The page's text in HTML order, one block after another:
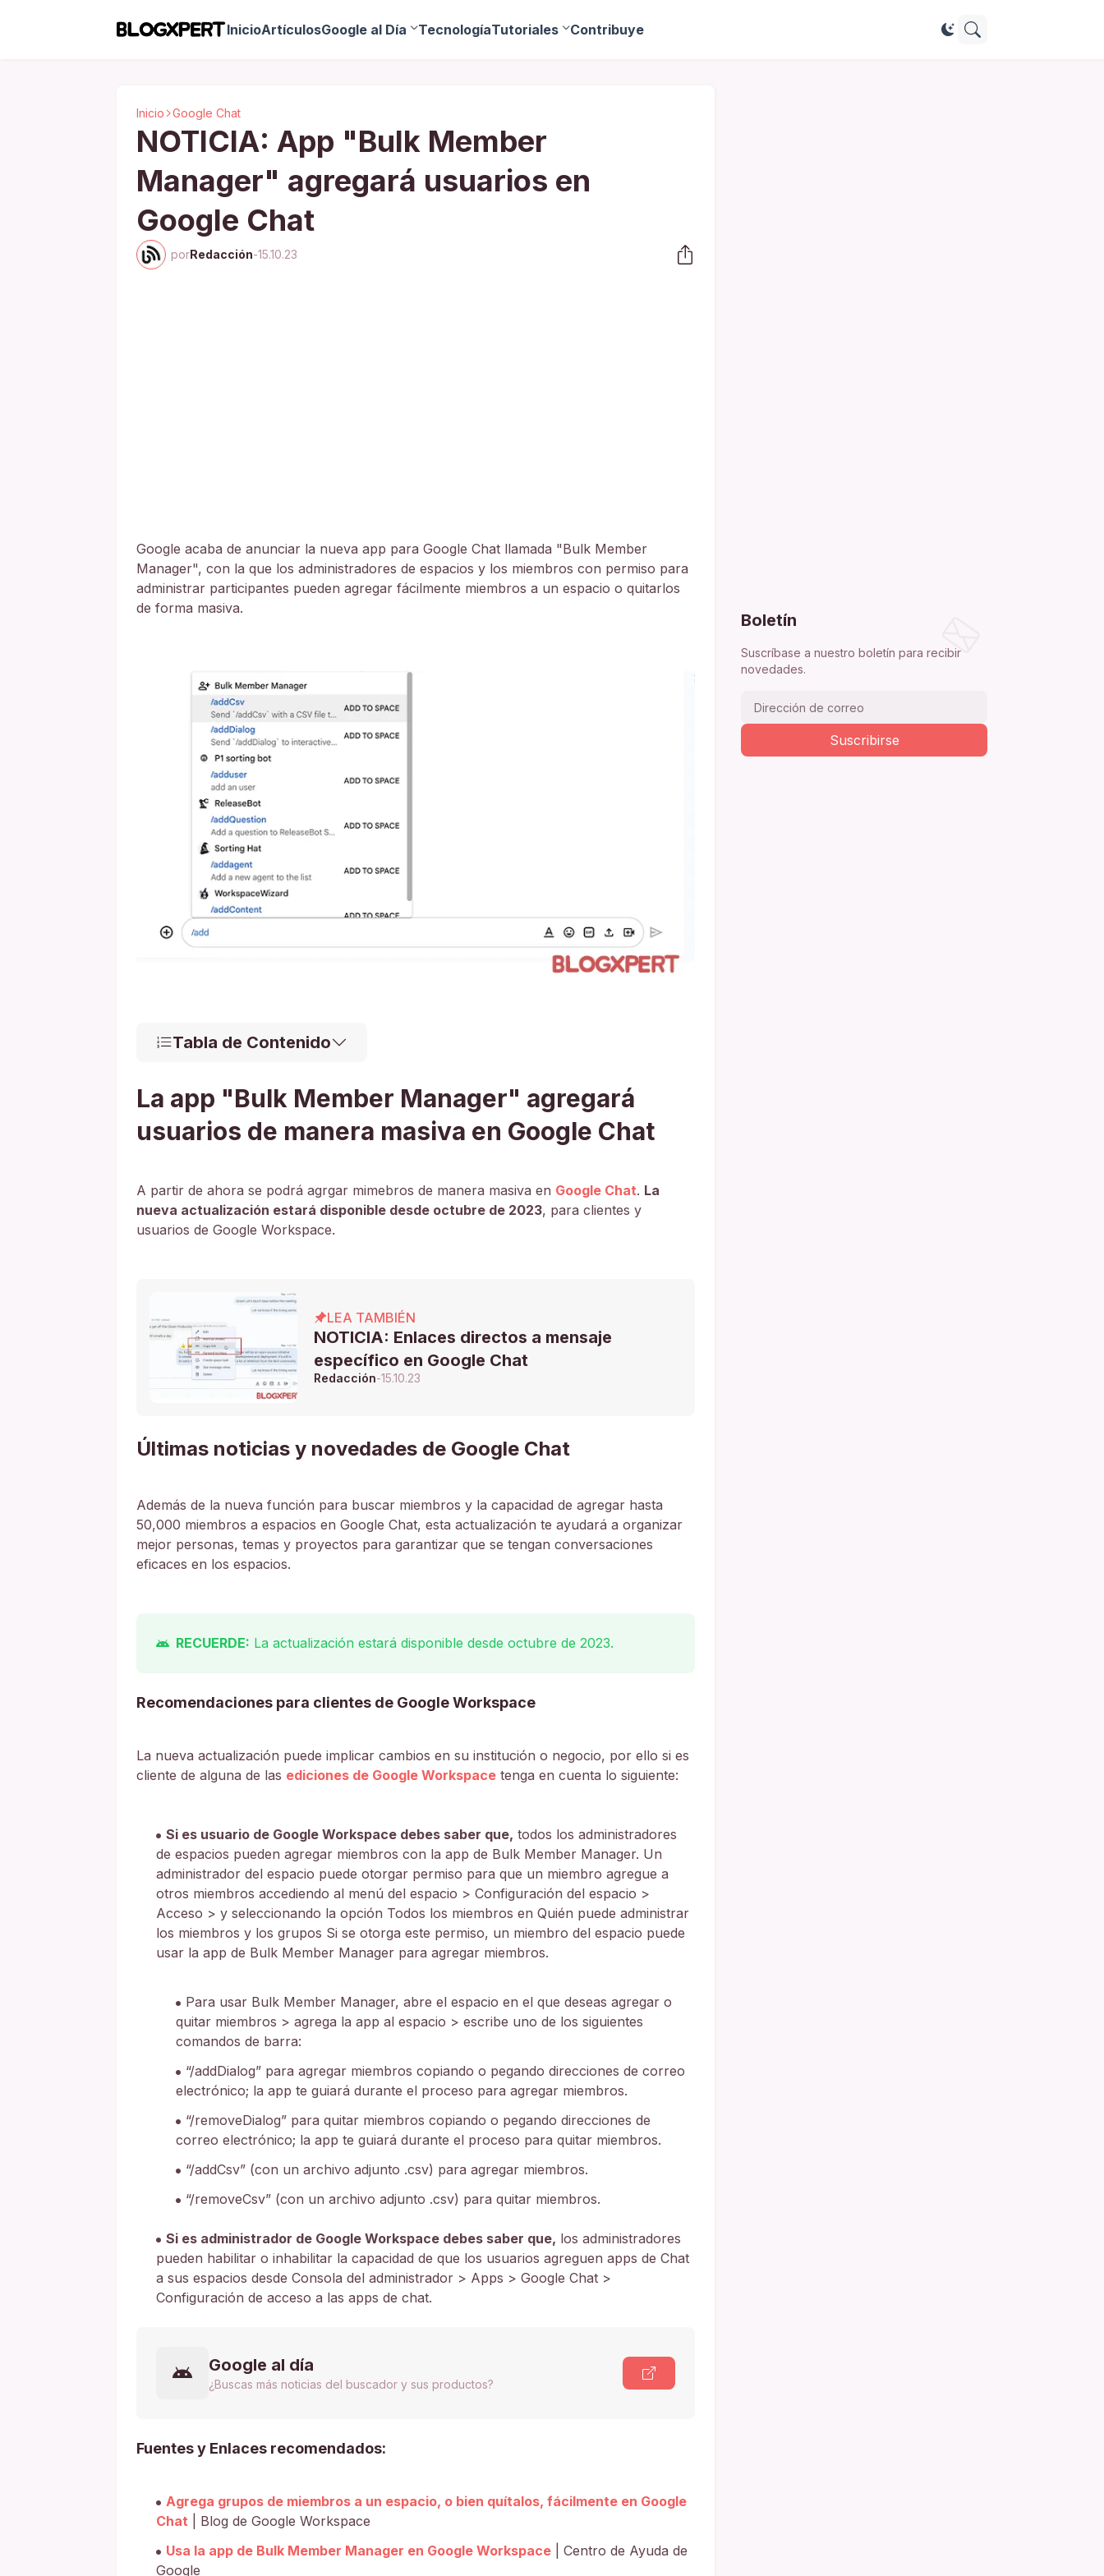
InicioArtículosGoogle al Día TecnologíaTutoriales Contribuye
Inicio Google Chat
NOTICIA: App "Bulk Member
Manager" agregará usuarios en
Google Chat
porRedacción-15.10.23
Google acaba de anunciar la nueva app para Google Chat llamada "Bulk Member
Manager", con la que los administradores de espacios y los miembros con permiso para
administrar participantes pueden agregar fácilmente miembros a un espacio o quitarlos
de forma masiva.
Tabla de Contenido
La app "Bulk Member Manager" agregará
usuarios de manera masiva en Google Chat
A partir de ahora se podrá agrgar mimebros de manera masiva en Google Chat. La
nueva actualización estará disponible desde octubre de 2023, para clientes y
usuarios de Google Workspace.
LEA TAMBIÉN
NOTICIA: Enlaces directos a mensaje
específico en Google Chat
Redacción-15.10.23
Últimas noticias y novedades de Google Chat
Además de la nueva función para buscar miembros y la capacidad de agregar hasta
50,000 miembros a espacios en Google Chat, esta actualización te ayudará a organizar
mejor personas, temas y proyectos para garantizar que se tengan conversaciones
eficaces en los espacios.
RECUERDE: La actualización estará disponible desde octubre de 2023.
Recomendaciones para clientes de Google Workspace
La nueva actualización puede implicar cambios en su institución o negocio, por ello si es
cliente de alguna de las ediciones de Google Workspace tenga en cuenta lo siguiente:
Si es usuario de Google Workspace debes saber que, todos los administradores
de espacios pueden agregar miembros con la app de Bulk Member Manager. Un
administrador del espacio puede otorgar permiso para que un miembro agregue a
otros miembros accediendo al menú del espacio > Configuración del espacio >
Acceso > y seleccionando la opción Todos los miembros en Quién puede administrar
los miembros y los grupos Si se otorga este permiso, un miembro del espacio puede
usar la app de Bulk Member Manager para agregar miembros.
Para usar Bulk Member Manager, abre el espacio en el que deseas agregar o
quitar miembros > agrega la app al espacio > escribe uno de los siguientes
comandos de barra:
“/addDialog” para agregar miembros copiando o pegando direcciones de correo
electrónico; la app te guiará durante el proceso para agregar miembros.
“/removeDialog” para quitar miembros copiando o pegando direcciones de
correo electrónico; la app te guiará durante el proceso para quitar miembros.
“/addCsv” (con un archivo adjunto .csv) para agregar miembros.
“/removeCsv” (con un archivo adjunto .csv) para quitar miembros.
Si es administrador de Google Workspace debes saber que, los administradores
pueden habilitar o inhabilitar la capacidad de que los usuarios agreguen apps de Chat
a sus espacios desde Consola del administrador > Apps > Google Chat >
Configuración de acceso a las apps de chat.
Google al día
¿Buscas más noticias del buscador y sus productos?
Fuentes y Enlaces recomendados:
Agrega grupos de miembros a un espacio, o bien quítalos, fácilmente en Google
Chat | Blog de Google Workspace
Usa la app de Bulk Member Manager en Google Workspace | Centro de Ayuda de
Google
Boletín
Suscríbase a nuestro boletín para recibir
novedades.